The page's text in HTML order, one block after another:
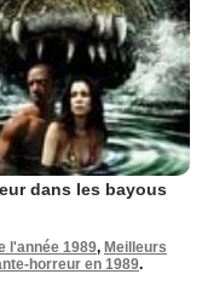
dans les bayous
l'année 1989, Meilleurs
horreur en 1989.